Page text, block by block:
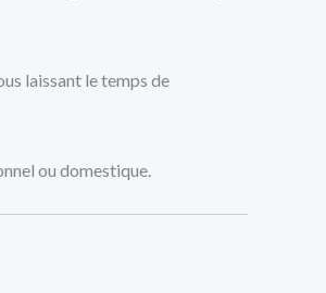
laissant le temps de
ou domestique.